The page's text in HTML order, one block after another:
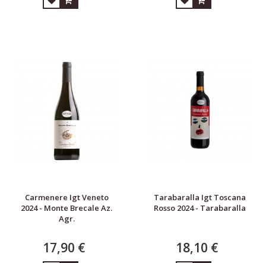
Carmenere Igt Veneto
2024 - Monte Brecale Az.
Agr.
17,90 €
Tarabaralla Igt Toscana
Rosso 2024 - Tarabaralla
18,10 €